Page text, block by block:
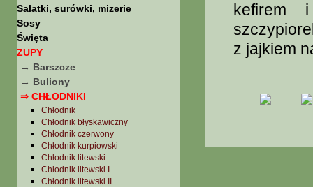
Sałatki, surówki, mizerie
Sosy
Święta
ZUPY
→ Barszcze
→ Buliony
⇒ CHŁODNIKI
Chłodnik
Chłodnik błyskawiczny
Chłodnik czerwony
Chłodnik kurpiowski
Chłodnik litewski
Chłodnik litewski I
Chłodnik litewski II
kefirem
z jajkiem